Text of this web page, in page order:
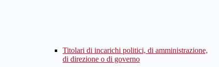
Titolari di incarichi politici, di amministrazione,
di direzione o di governo